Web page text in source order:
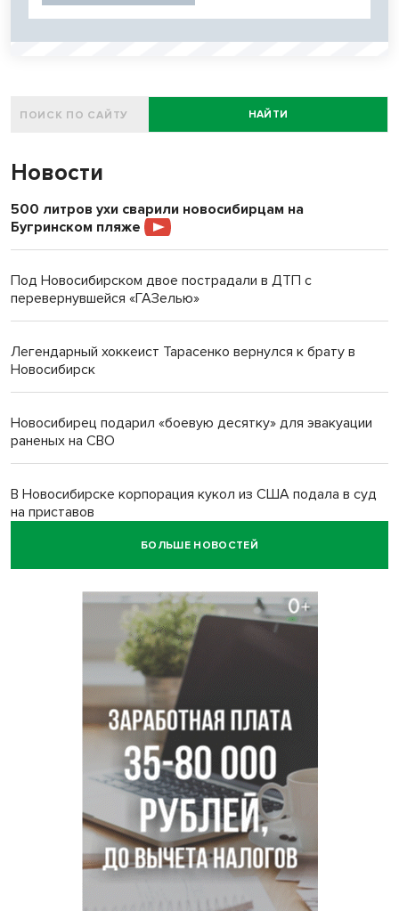
НАЙТИ
Новости
500 литров ухи сварили новосибирцам на
Бугринском пляже
Под Новосибирском двое пострадали в ДТП с
перевернувшейся «ГАЗелью»
Легендарный хоккеист Тарасенко вернулся к брату в
Новосибирск
Новосибирец подарил «боевую десятку» для эвакуации
раненых на СВО
В Новосибирске корпорация кукол из США подала в суд
на приставов
БОЛЬШЕ НОВОСТЕЙ